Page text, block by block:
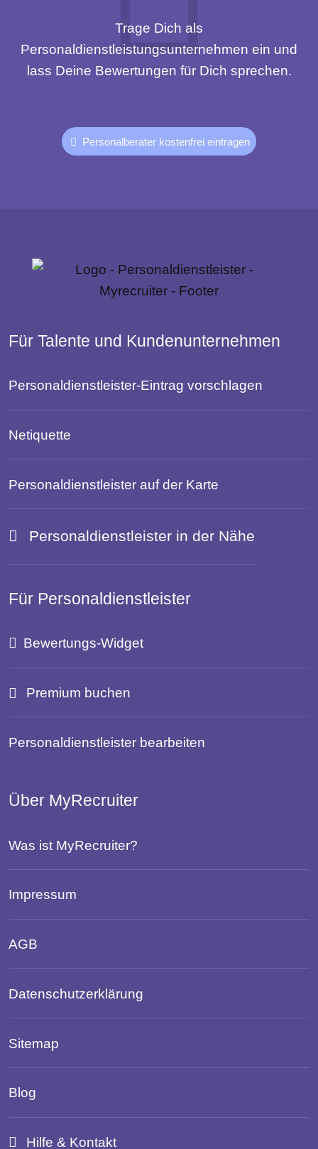
Trage Dich als
Personaldienstleistungsunternehmen ein und
lass Deine Bewertungen für Dich sprechen.
Personalberater kostenfrei eintragen
Für Talente und Kundenunternehmen
Personaldienstleister-Eintrag vorschlagen
Netiquette
Personaldienstleister auf der Karte
Personaldienstleister in der Nähe
Für Personaldienstleister
Bewertungs-Widget
Premium buchen
Personaldienstleister bearbeiten
Über MyRecruiter
Was ist MyRecruiter?
Impressum
AGB
Datenschutzerklärung
Sitemap
Blog
Hilfe & Kontakt